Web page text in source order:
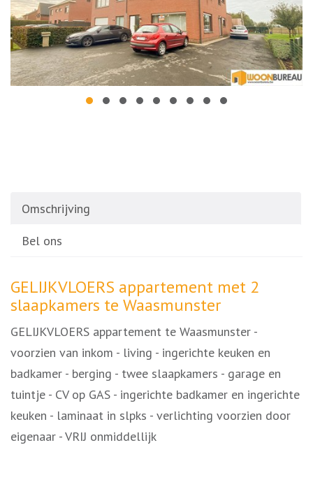
Omschrijving
Bel ons
Omschrijving
GELIJKVLOERS appartement met 2
slaapkamers te Waasmunster
GELIJKVLOERS appartement te Waasmunster -
voorzien van inkom - living - ingerichte keuken en
badkamer - berging - twee slaapkamers - garage en
tuintje - CV op GAS - ingerichte badkamer en ingerichte
keuken - laminaat in slpks - verlichting voorzien door
eigenaar - VRIJ onmiddellijk